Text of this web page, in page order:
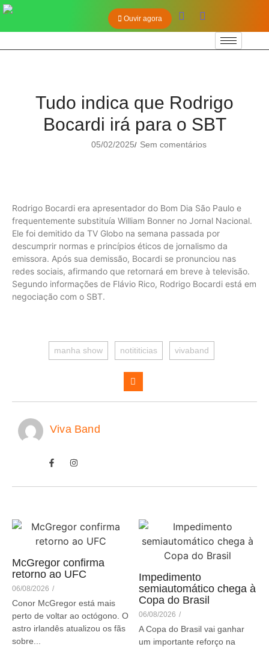
Ouvir agora
Tudo indica que Rodrigo
Bocardi irá para o SBT
05/02/2025/ Sem comentários
Rodrigo Bocardi era apresentador do Bom Dia São Paulo e
frequentemente substituía William Bonner no Jornal Nacional.
Ele foi demitido da TV Globo na semana passada por
descumprir normas e princípios éticos de jornalismo da
emissora. Após sua demissão, Bocardi se pronunciou nas
redes sociais, afirmando que retornará em breve à televisão.
Segundo informações de Flávio Rico, Rodrigo Bocardi está em
negociação com o SBT.
manha show notititicias vivaband
Viva Band
McGregor confirma
retorno ao UFC
06/08/2026 /
Conor McGregor está mais
perto de voltar ao octógono. O
astro irlandês atualizou os fãs
sobre...
Impedimento
semiautomático chega à
Copa do Brasil
06/08/2026 /
A Copa do Brasil vai ganhar
um importante reforço na